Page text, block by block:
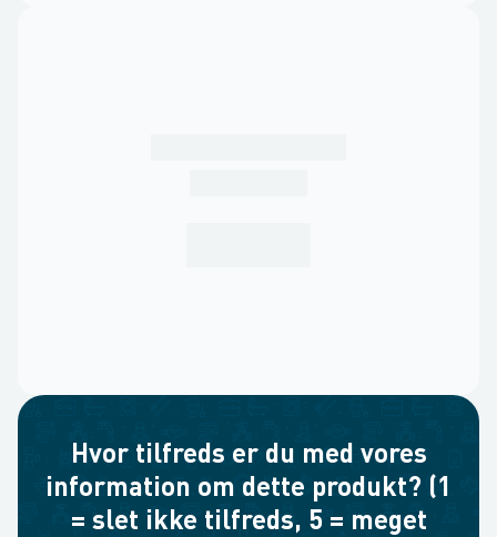
Hvor tilfreds er du med vores
information om dette produkt? (1
= slet ikke tilfreds, 5 = meget